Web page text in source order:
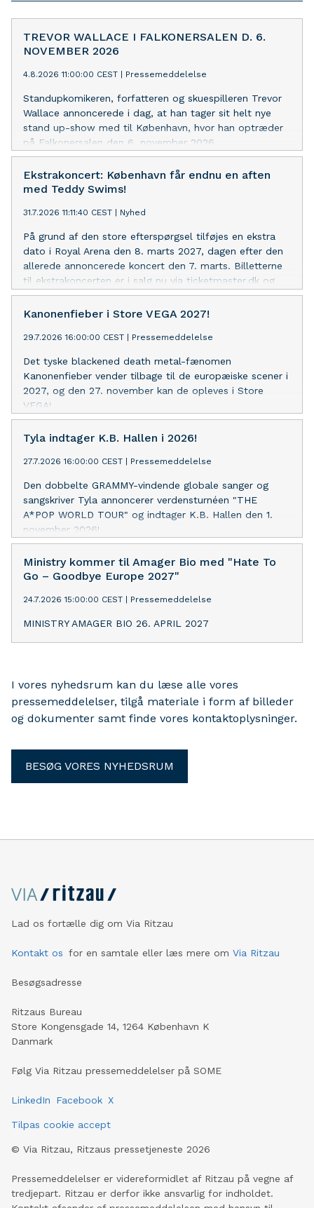
TREVOR WALLACE I FALKONERSALEN D. 6.
NOVEMBER 2026
4.8.2026 11:00:00 CEST | Pressemeddelelse
Standupkomikeren, forfatteren og skuespilleren Trevor
Wallace annoncerede i dag, at han tager sit helt nye
stand up-show med til København, hvor han optræder
på Falkonersalen den 6. november 2026,
Ekstrakoncert: København får endnu en aften
med Teddy Swims!
31.7.2026 11:11:40 CEST | Nyhed
På grund af den store efterspørgsel tilføjes en ekstra
dato i Royal Arena den 8. marts 2027, dagen efter den
allerede annoncerede koncert den 7. marts. Billetterne
til ekstrakoncerten er i salg nu via ticketmaster.dk og
livenation.dk
Kanonenfieber i Store VEGA 2027!
29.7.2026 16:00:00 CEST | Pressemeddelelse
Det tyske blackened death metal-fænomen
Kanonenfieber vender tilbage til de europæiske scener i
2027, og den 27. november kan de opleves i Store
VEGA!
Tyla indtager K.B. Hallen i 2026!
27.7.2026 16:00:00 CEST | Pressemeddelelse
Den dobbelte GRAMMY-vindende globale sanger og
sangskriver Tyla annoncerer verdensturnéen "THE
A*POP WORLD TOUR" og indtager K.B. Hallen den 1.
november 2026!
Ministry kommer til Amager Bio med "Hate To
Go – Goodbye Europe 2027"
24.7.2026 15:00:00 CEST | Pressemeddelelse
MINISTRY AMAGER BIO 26. APRIL 2027
I vores nyhedsrum kan du læse alle vores
pressemeddelelser, tilgå materiale i form af billeder
og dokumenter samt finde vores kontaktoplysninger.
BESØG VORES NYHEDSRUM
Lad os fortælle dig om Via Ritzau
Kontakt os for en samtale eller læs mere om Via Ritzau
Besøgsadresse
Ritzaus Bureau
Store Kongensgade 14, 1264 København K
Danmark
Følg Via Ritzau pressemeddelelser på SOME
LinkedIn Facebook X
Tilpas cookie accept
© Via Ritzau, Ritzaus pressetjeneste 2026
Pressemeddelelser er videreformidlet af Ritzau på vegne af
tredjepart. Ritzau er derfor ikke ansvarlig for indholdet.